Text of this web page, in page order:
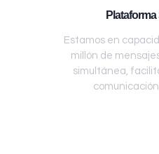
Estamos en
millón de
simultánea,